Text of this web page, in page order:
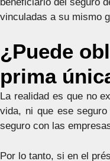
vinculadas a su mismo
¿Puede
prima
La realidad es que no
vida, ni que ese
seguro con las
Por lo tanto, si en el